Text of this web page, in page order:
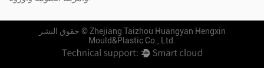
حقوق النشر ©Zhejiang Taizhou Huangyan Hengxin
Mould&Plastic Co., Ltd.